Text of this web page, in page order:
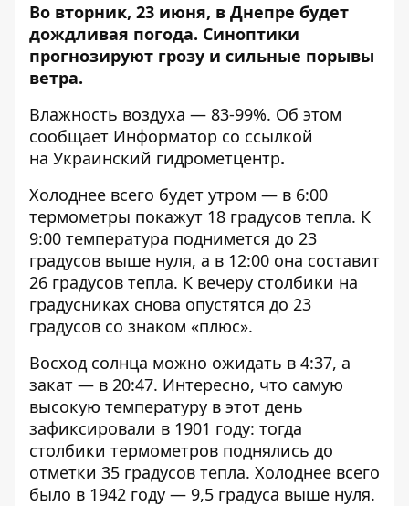
Во вторник, 23 июня, в Днепре будет
дождливая погода. Синоптики
прогнозируют грозу и сильные порывы
ветра.
Влажность воздуха — 83-99%. Об этом
сообщает Информатор со ссылкой
на Украинский гидрометцентр.
Холоднее всего будет утром — в 6:00
термометры покажут 18 градусов тепла. К
9:00 температура поднимется до 23
градусов выше нуля, а в 12:00 она составит
26 градусов тепла. К вечеру столбики на
градусниках снова опустятся до 23
градусов со знаком «плюс».
Восход солнца можно ожидать в 4:37, а
закат — в 20:47. Интересно, что самую
высокую температуру в этот день
зафиксировали в 1901 году: тогда
столбики термометров поднялись до
отметки 35 градусов тепла. Холоднее всего
было в 1942 году — 9,5 градуса выше нуля.